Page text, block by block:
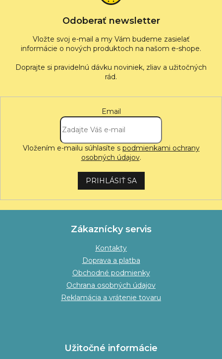
Odoberať newsletter
Vložte svoj e-mail a my Vám budeme zasielať
informácie o nových produktoch na našom e-shope.
Email
Vložením e-mailu súhlasíte s podmienkami ochrany
osobných údajov.
PRIHLÁSIŤ SA
Zákaznícky servis
Kontakty
Doprava a platba
Obchodné podmienky
Ochrana osobných údajov
Reklamácia a vrátenie tovaru
Užitočné informácie